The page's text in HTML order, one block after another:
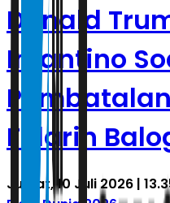
Donald
Infantino
Folarin
Jumat, 10 Juli 2026 |